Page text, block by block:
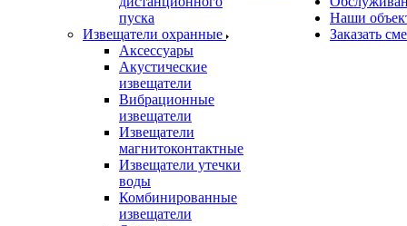
пуска
Извещатели охранные
Аксессуары
Акустические
извещатели
Вибрационные
извещатели
Извещатели
магнитоконтактные
Извещатели утечки
воды
Комбинированные
извещатели
Наши
Заказать